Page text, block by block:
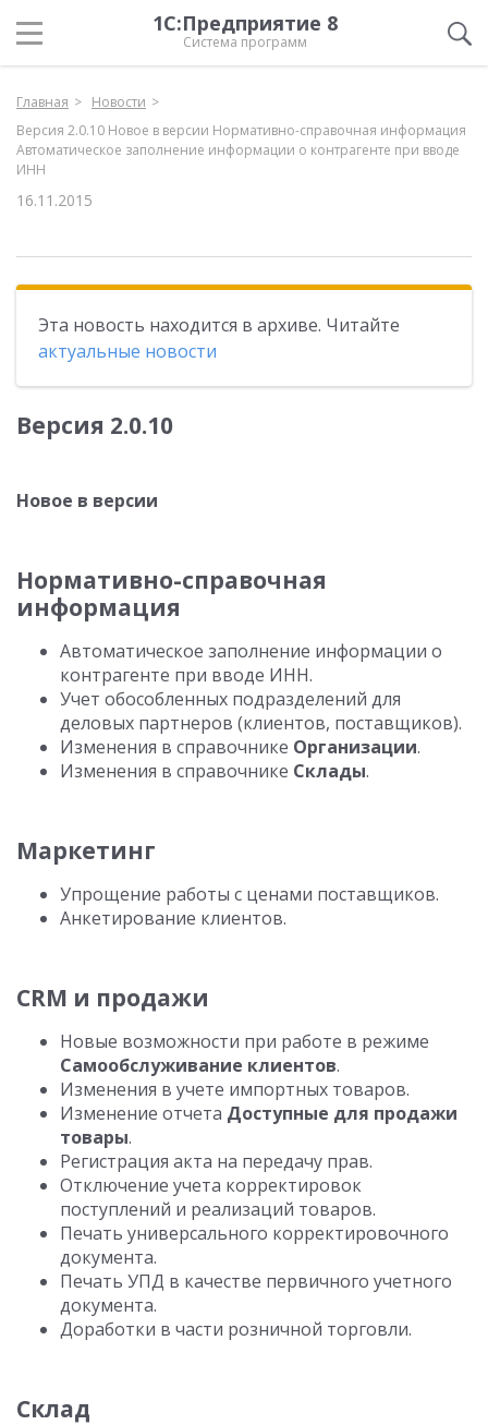
1С:Предприятие 8
Система программ
Главная
Новости
Версия 2.0.10 Новое в версии Нормативно-справочная информация
Автоматическое заполнение информации о контрагенте при вводе
ИНН
16.11.2015
Эта новость находится в архиве. Читайте
актуальные новости
Версия 2.0.10
Новое в версии
Нормативно-справочная
информация
Автоматическое заполнение информации о
контрагенте при вводе ИНН.
Учет обособленных подразделений для
деловых партнеров (клиентов, поставщиков).
Изменения в справочнике Организации.
Изменения в справочнике Склады.
Маркетинг
Упрощение работы с ценами поставщиков.
Анкетирование клиентов.
CRM и продажи
Новые возможности при работе в режиме
Самообслуживание клиентов.
Изменения в учете импортных товаров.
Изменение отчета Доступные для продажи
товары.
Регистрация акта на передачу прав.
Отключение учета корректировок
поступлений и реализаций товаров.
Печать универсального корректировочного
документа.
Печать УПД в качестве первичного учетного
документа.
Доработки в части розничной торговли.
Склад